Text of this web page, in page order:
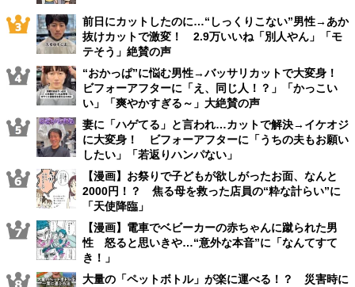
前日にカットしたのに…“しっくりこない”男性→あか
抜けカットで激変！ 2.9万いいね「別人やん」「モ
テそう」絶賛の声
“おかっぱ”に悩む男性→バッサリカットで大変身！
ビフォーアフターに「え、同じ人！？」「かっこい
い」「爽やかすぎる～」大絶賛の声
妻に「ハゲてる」と言われ…カットで解決→イケオジ
に大変身！ ビフォーアフターに「うちの夫もお願い
したい」「若返りハンパない」
【漫画】お祭りで子どもが欲しがったお面、なんと
2000円！？ 焦る母を救った店員の“粋な計らい”に
「天使降臨」
【漫画】電車でベビーカーの赤ちゃんに蹴られた男
性 怒ると思いきや…“意外な本音”に「なんてすて
き！」
大量の「ペットボトル」が楽に運べる！？ 災害時に